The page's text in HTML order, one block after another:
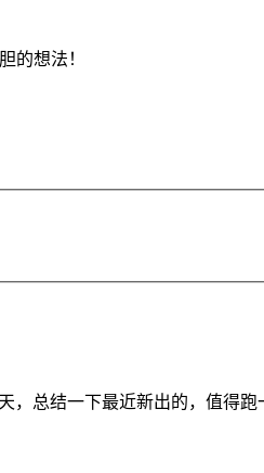
的想法！
总结一下最近新出的，值得跑